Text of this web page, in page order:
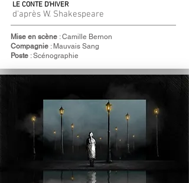
LE CONTE D'HIVER
d'après W. Shakespeare
Mise en scène : Camille Bernon
Compagnie : Mauvais Sang
Poste : Scénographie